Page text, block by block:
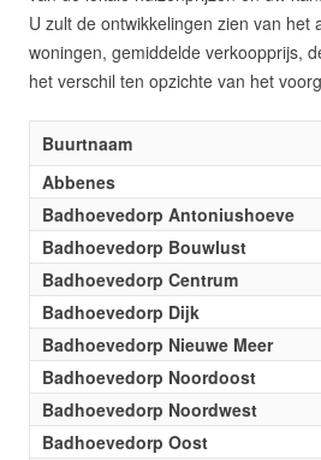
U zult de ontwikkelingen zien van het
woningen, gemiddelde verkoopprijs,
het verschil ten opzichte van het
Buurtnaam
Abbenes
Badhoevedorp Antoniushoeve
Badhoevedorp Bouwlust
Badhoevedorp Centrum
Badhoevedorp Dijk
Badhoevedorp Nieuwe Meer
Badhoevedorp Noordoost
Badhoevedorp Noordwest
Badhoevedorp Oost